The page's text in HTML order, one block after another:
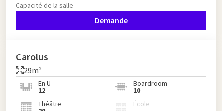
Capacité de la salle
Demande
Carolus
29m²
En U
12
Boardroom
10
Théâtre
École